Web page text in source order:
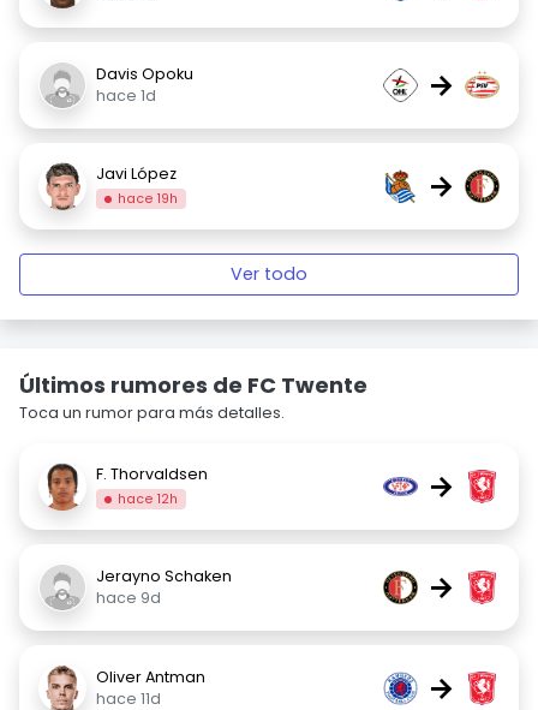
Davis Opoku
hace 1d
→
Javi López
hace 19h →
Ver todo
Últimos rumores de FC Twente
Toca un rumor para más detalles.
F. Thorvaldsen
hace 12h →
Jerayno Schaken
hace 9d
→
Oliver Antman
hace 11d
→